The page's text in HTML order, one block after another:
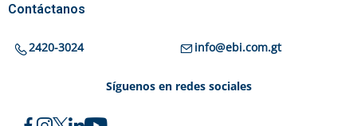
Contáctanos
2420-3024 info@ebi.com.gt
Síguenos en redes sociales